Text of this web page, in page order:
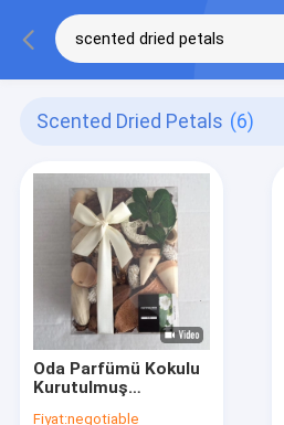
Scented Dried Petals (6)
Oda Parfümü Kokulu
Kurutulmuş
Fiyat:negotiable